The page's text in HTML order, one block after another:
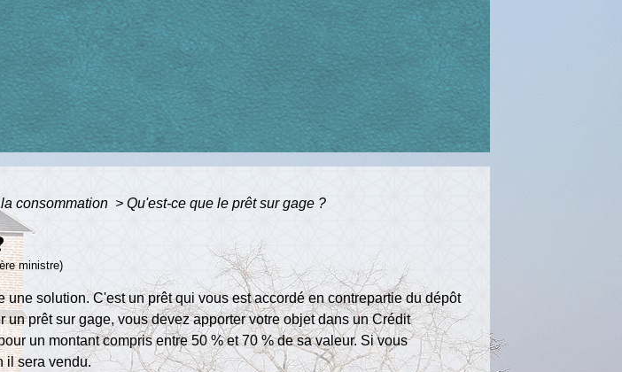
consommation > Qu'est-ce que le prêt sur gage ?
ministre)
solution. C'est un prêt qui vous est accordé en contrepartie du dépôt
prêt sur gage, vous devez apporter votre objet dans un Crédit
un montant compris entre 50 % et 70 % de sa valeur. Si vous
il sera vendu.